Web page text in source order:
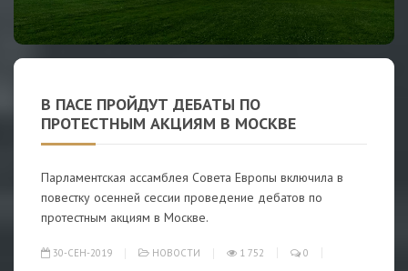
В ПАСЕ ПРОЙДУТ ДЕБАТЫ ПО
ПРОТЕСТНЫМ АКЦИЯМ В МОСКВЕ
Парламентская ассамблея Совета Европы включила в
повестку осенней сессии проведение дебатов по
протестным акциям в Москве.
30-СЕН-2019 НОВОСТИ 1 752 0